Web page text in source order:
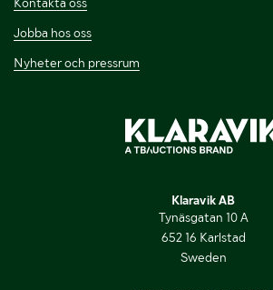
Jobba hos oss
Nyheter och pressrum
Klaravik AB
Tynäsgatan 10 A
652 16 Karlstad
Sweden